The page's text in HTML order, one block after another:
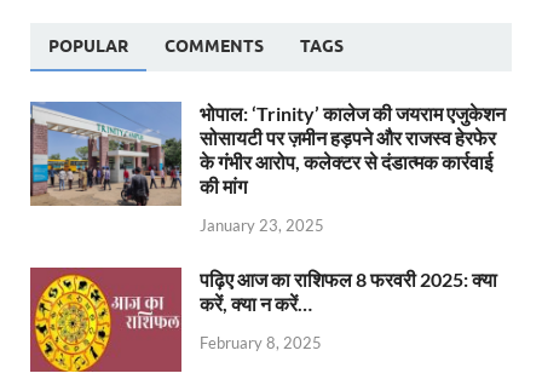
POPULAR COMMENTS TAGS
भोपाल: ‘Trinity’ कालेज की जयराम एजुकेशन
सोसायटी पर ज़मीन हड़पने और राजस्व हेरफेर
के गंभीर आरोप, कलेक्टर से दंडात्मक कार्रवाई
की मांग
January 23, 2025
पढ़िए आज का राशिफल 8 फरवरी 2025: क्या
करें, क्या न करें…
February 8, 2025